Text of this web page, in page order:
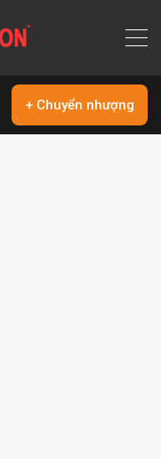
+ Chuyển nhượng